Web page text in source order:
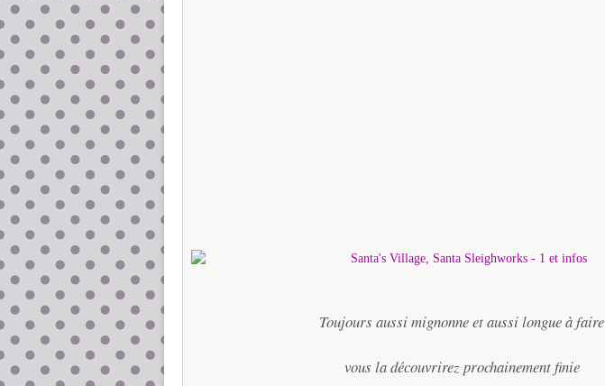
Toujours aussi mignonne et aussi longue à faire
vous la découvrirez prochainement finie